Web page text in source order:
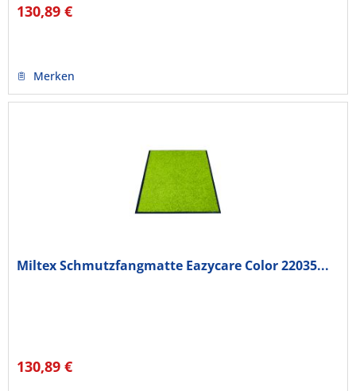
130,89 €
Merken
Miltex Schmutzfangmatte Eazycare Color 22035...
130,89 €